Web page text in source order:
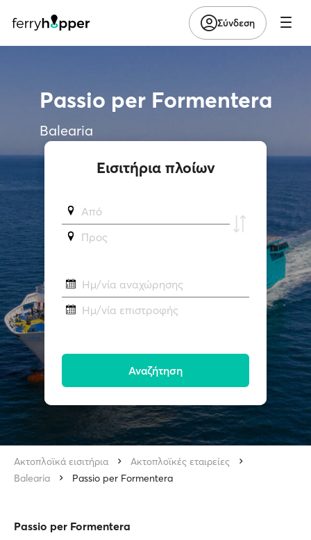
Σύνδεση
Passio per Formentera
Balearia
Εισιτήρια πλοίων
Από
Προς
Ημ/νία αναχώρησης
Ημ/νία επιστροφής
Αναζήτηση
Ακτοπλοϊκά εισιτήρια
Ακτοπλοϊκές εταιρείες
Balearia
Passio per Formentera
Passio per Formentera